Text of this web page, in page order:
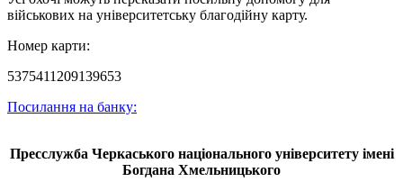
військових на університетську благодійну карту.
Номер карти:
5375411209139653
Посилання на банку:
Пресслужба Черкаського національного університету імені
Богдана Хмельницького